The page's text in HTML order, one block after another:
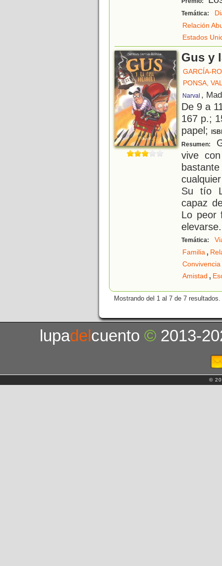
Temática:
Relación
Estados
Gus y
GARCÍA-
PONSA,
Narval ,
De 9 a
167 p.;
papel;
Resumen:
vive
Su tío
capaz
Lo peor
elevarse
Temática:
Familia,
Convivencia
Amistad ,
Mostrando del 1 al 7 de 7 resultados.
lupadelcuento© 2013-
©